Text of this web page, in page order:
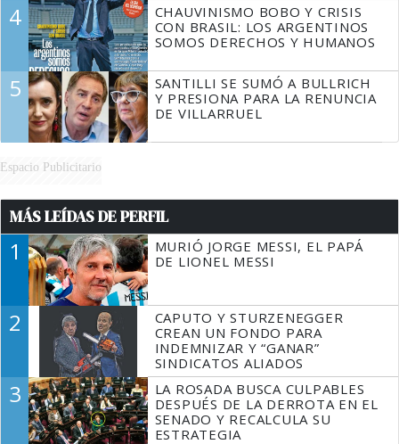
4
CHAUVINISMO BOBO Y CRISIS
CON BRASIL: LOS ARGENTINOS
SOMOS DERECHOS Y HUMANOS
5
SANTILLI SE SUMÓ A BULLRICH
Y PRESIONA PARA LA RENUNCIA
DE VILLARRUEL
Espacio Publicitario
MÁS LEÍDAS DE PERFIL
1
MURIÓ JORGE MESSI, EL PAPÁ
DE LIONEL MESSI
2
CAPUTO Y STURZENEGGER
CREAN UN FONDO PARA
INDEMNIZAR Y “GANAR”
SINDICATOS ALIADOS
3
LA ROSADA BUSCA CULPABLES
DESPUÉS DE LA DERROTA EN EL
SENADO Y RECALCULA SU
ESTRATEGIA